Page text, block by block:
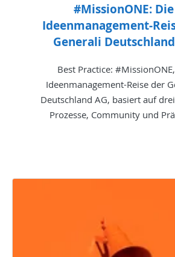
#MissionONE: Die
Ideenmanagement-
Generali
Best Practice:
Ideenmanagement-Reise der
Deutschland AG, basiert auf
Prozesse, Community und